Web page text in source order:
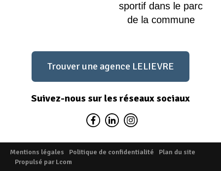
sportif dans le parc
de la commune
Trouver une agence LELIEVRE
Suivez-nous sur les réseaux sociaux
Mentions légales Politique de confidentialité
Plan du site
Propulsé par Lcom